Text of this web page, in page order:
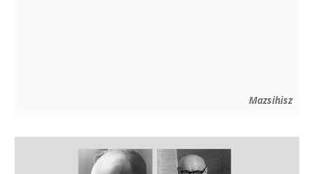
Mazsihisz